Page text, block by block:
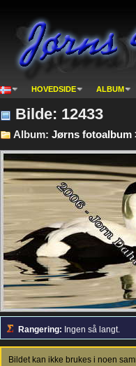
HOVEDSIDE ALBUM
Bilde: 12433
Album: Jørns
Rangering: Ingen så langt.
Bildet kan ikke brukes i noen